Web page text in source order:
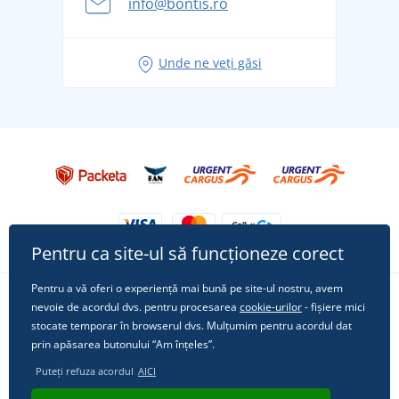
pentru vacanță fără griji
Tricoul preferat City în rol principal: ținute pentru
Unde ne veți găsi
Urmărește-ne pe rețelele sociale
Pentru ca site-ul să funcționeze corect
Pentru a vă oferi o experiență mai bună pe site-ul nostru, avem
nevoie de acordul dvs. pentru procesarea cookie-urilor- fișiere mici
stocate temporar în browserul dvs. Mulțumim pentru acordul dat
prin apăsarea butonului “Am înțeles”.
Puteți refuza acordul AICI